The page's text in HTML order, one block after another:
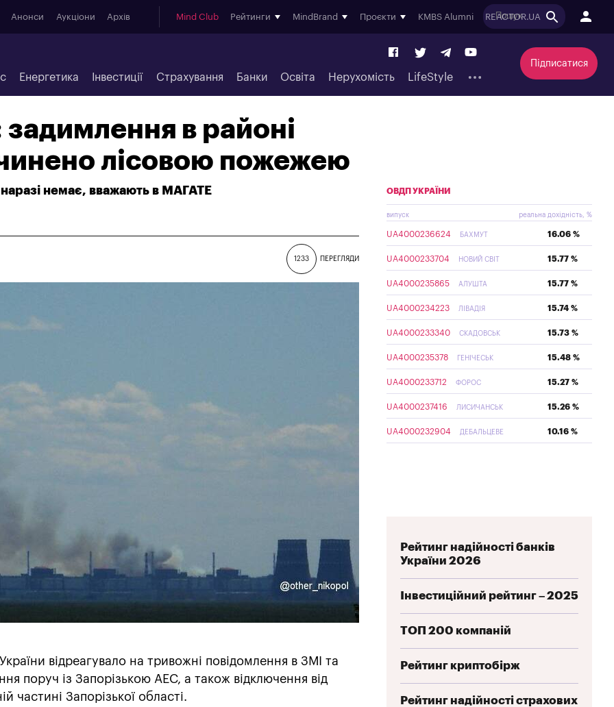
Анонси Аукціони Архів Mind Club Рейтинги MindBrand Проєкти KMBS Alumni REACTOR.UA
Енергетика Інвестиції Страхування Банки Освіта Нерухомість LifeStyle
Підписатися
задимлення в районі
лісовою пожежею
наразі немає, вважають в МАГАТЕ
1233 ПЕРЕГЛЯДИ
відреагувало на тривожні повідомлення в ЗМІ та
поруч із Запорізькою АЕС, а також відключення від
частині Запорізької області.
ОВДП УКРАЇНИ
випуск реальна дохідність, %
UA4000236624 БАХМУТ 16.06 %
UA4000233704 НОВИЙ СВІТ 15.77 %
UA4000235865 АЛУШТА 15.77 %
UA4000234223 ЛІВАДІЯ 15.74 %
UA4000233340 СКАДОВСЬК 15.73 %
UA4000235378 ГЕНІЧЕСЬК 15.48 %
UA4000233712 ФОРОС 15.27 %
UA4000237416 ЛИСИЧАНСЬК 15.26 %
UA4000232904 ДЕБАЛЬЦЕВЕ 10.16 %
Рейтинг надійності банків
України 2026
Інвестиційний рейтинг – 2025
ТОП 200 компаній
Рейтинг криптобірж
Рейтинг надійності страхових